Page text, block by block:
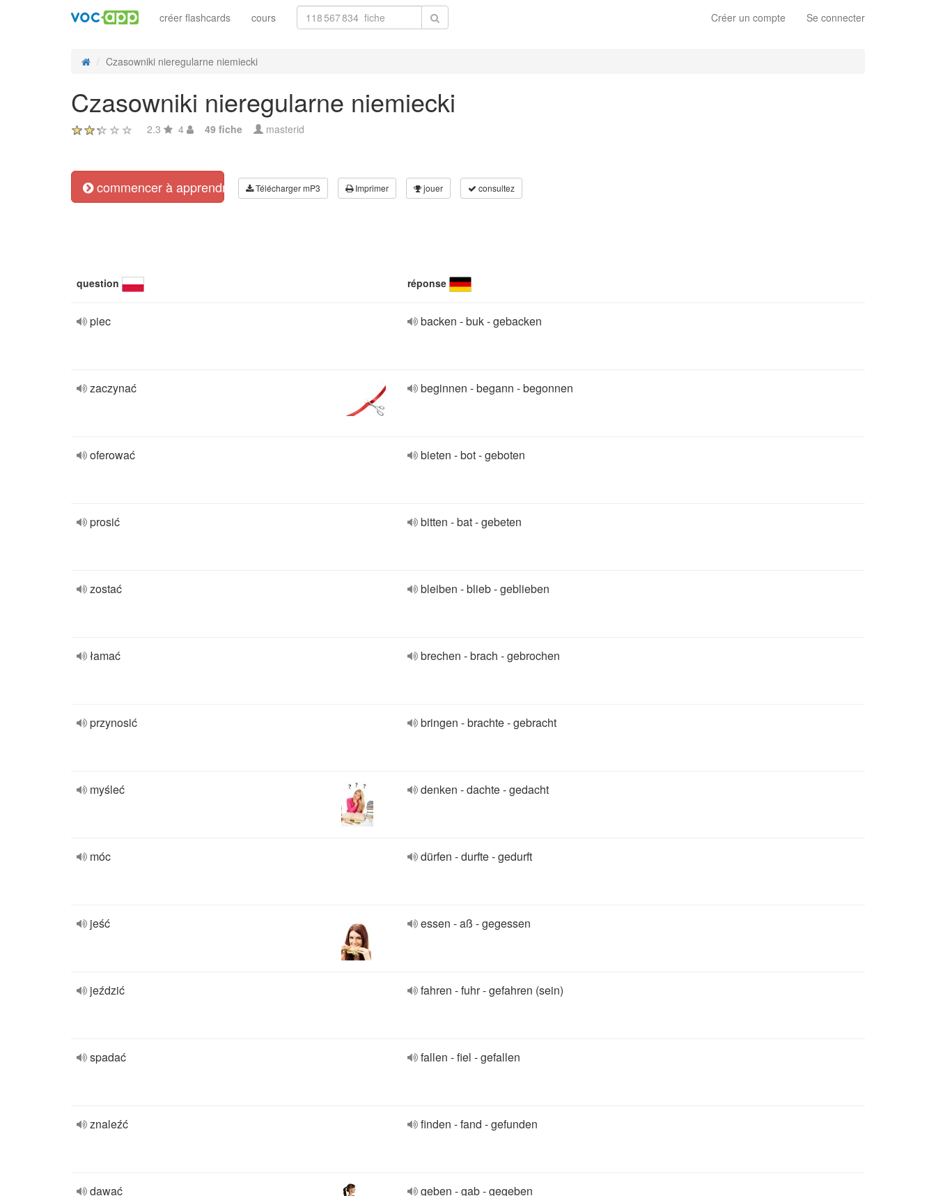
Créer un compte Se connecter
créer flashcards cours
Czasowniki nieregularne niemiecki
Czasowniki nieregularne niemiecki
2.3 4 49 fiche masterid
commencer à apprendre Télécharger mP3 Imprimer jouer consultez
question réponse
piec backen - buk - gebacken
zaczynać beginnen - begann - begonnen
oferować bieten - bot - geboten
prosić bitten - bat - gebeten
zostać bleiben - blieb - geblieben
łamać brechen - brach - gebrochen
przynosić bringen - brachte - gebracht
myśleć denken - dachte - gedacht
móc dürfen - durfte - gedurft
jeść essen - aß - gegessen
jeździć fahren - fuhr - gefahren (sein)
spadać fallen - fiel - gefallen
znaleźć finden - fand - gefunden
dawać geben - gab - gegeben